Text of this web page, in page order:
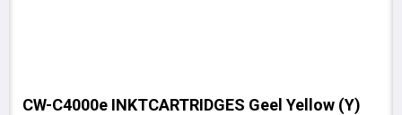
CW-C4000e INKTCARTRIDGES Geel Yellow (Y)